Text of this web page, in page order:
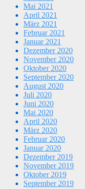
Mai 2021
April 2021
März 2021
Februar 2021
Januar 2021
Dezember 2020
November 2020
Oktober 2020
September 2020
August 2020
Juli 2020
Juni 2020
Mai 2020
April 2020
März 2020
Februar 2020
Januar 2020
Dezember 2019
November 2019
Oktober 2019
September 2019